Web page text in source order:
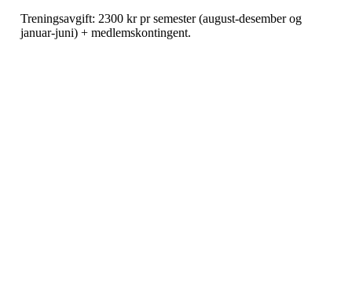
Treningsavgift: 2300 kr pr semester (august-desember og
januar-juni) + medlemskontingent.